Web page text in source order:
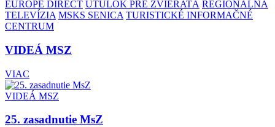
EUROPE DIRECT ÚTULOK PRE ZVIERATÁ REGIONÁLNA
TELEVÍZIA MSKS SENICA TURISTICKÉ INFORMAČNÉ
CENTRUM
VIDEÁ MSZ
VIAC
VIDEÁ MSZ
25. zasadnutie MsZ